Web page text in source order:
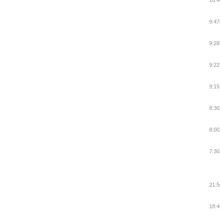
9:47
9:28
9:22
9:15
8:30
8:00
7:30